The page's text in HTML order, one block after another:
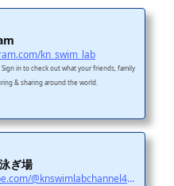
kn_swim_lab
in to check out what your friends, family
& sharing around the world.
ぎ場
https://www.youtube.com/@knswimlabchannel4455